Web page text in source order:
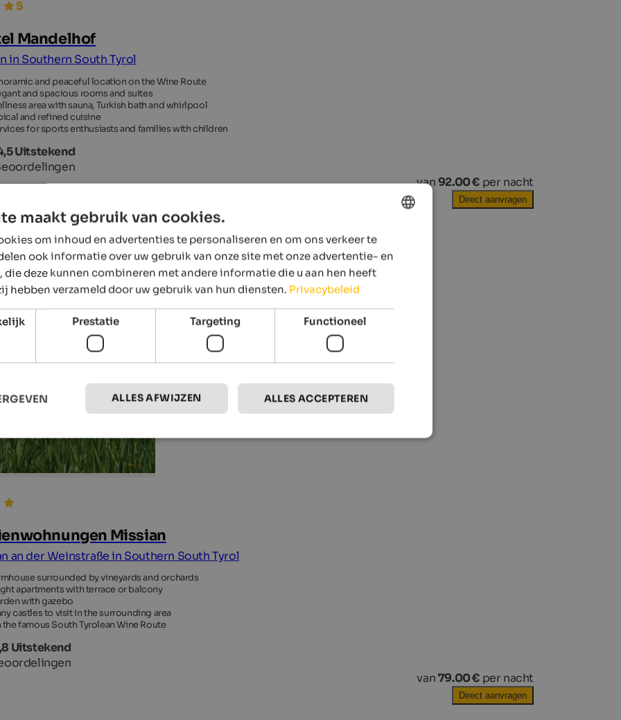
Mandelhof
in Southern South Tyrol
and peaceful location on the Wine Route
and spacious rooms and suites
area with sauna, Turkish bath and whirlpool
and refined cuisine
for sports enthusiasts and families with children
Uitstekend
van92.00 € per nacht
Direct aanvragen
Missian
an der Weinstraße in Southern South Tyrol
surrounded by vineyards and orchards
apartments with terrace or balcony
with gazebo
castles to visit in the surrounding area
the famous South Tyrolean Wine Route
Uitstekend
van79.00 € per nacht
Direct aanvragen
ENGLISH
DUTCH
maakt gebruik van cookies.
om inhoud en advertenties te personaliseren en om ons verkeer te
ook informatie over uw gebruik van onze site met onze advertentie- en
die deze kunnen combineren met andere informatie die u aan hen heeft
hebben verzameld door uw gebruik van hun diensten. Privacybeleid
Prestatie Targeting Functioneel
ALLES ACCEPTEREN
ALLES AFWIJZEN